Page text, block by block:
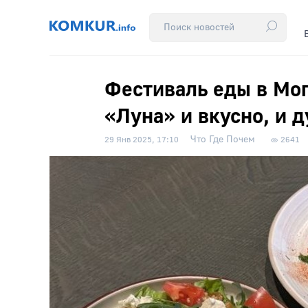
Фестиваль еды в
«Луна» и вкусно, и
29 Янв 2025, 17:10 Что Где Почем 2641